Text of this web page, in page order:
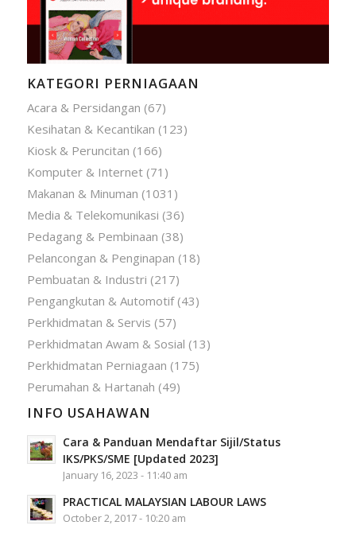
KATEGORI PERNIAGAAN
Acara & Persidangan (67)
Kesihatan & Kecantikan (123)
Kiosk & Peruncitan (166)
Komputer & Internet(71)
Makanan & Minuman (1031)
Media & Telekomunikasi (36)
Pedagang & Pembinaan (38)
Pelancongan & Penginapan (18)
Pembuatan & Industri (217)
Pengangkutan & Automotif(43)
Perkhidmatan & Servis (57)
Perkhidmatan Awam & Sosial (13)
Perkhidmatan Perniagaan (175)
Perumahan & Hartanah (49)
INFO USAHAWAN
Cara & Panduan Mendaftar Sijil/Status
IKS/PKS/SME [Updated 2023]
January 16, 2023 - 11:40 am
PRACTICAL MALAYSIAN LABOUR LAWS
October 2, 2017 - 10:20 am